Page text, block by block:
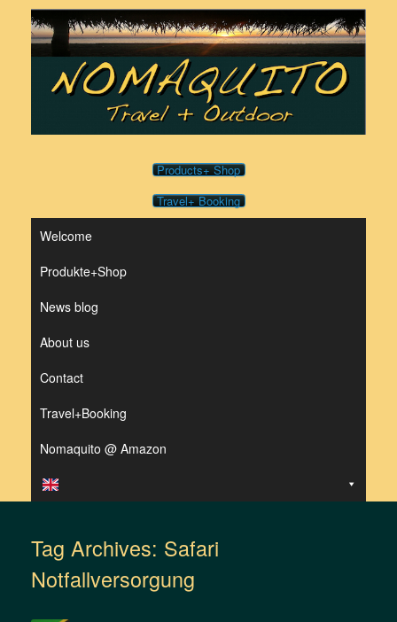
content
Products+ Shop
Travel+ Booking
Welcome
Produkte+Shop
News blog
About us
Contact
Travel+Booking
Nomaquito @ Amazon
Tag Archives: Safari
Notfallversorgung